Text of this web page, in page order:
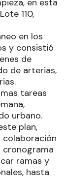
en esta
110,
en los
y consistió
de
de arterias,
tareas
urbano.
plan,
colaboración
cronograma
ramas y
hasta